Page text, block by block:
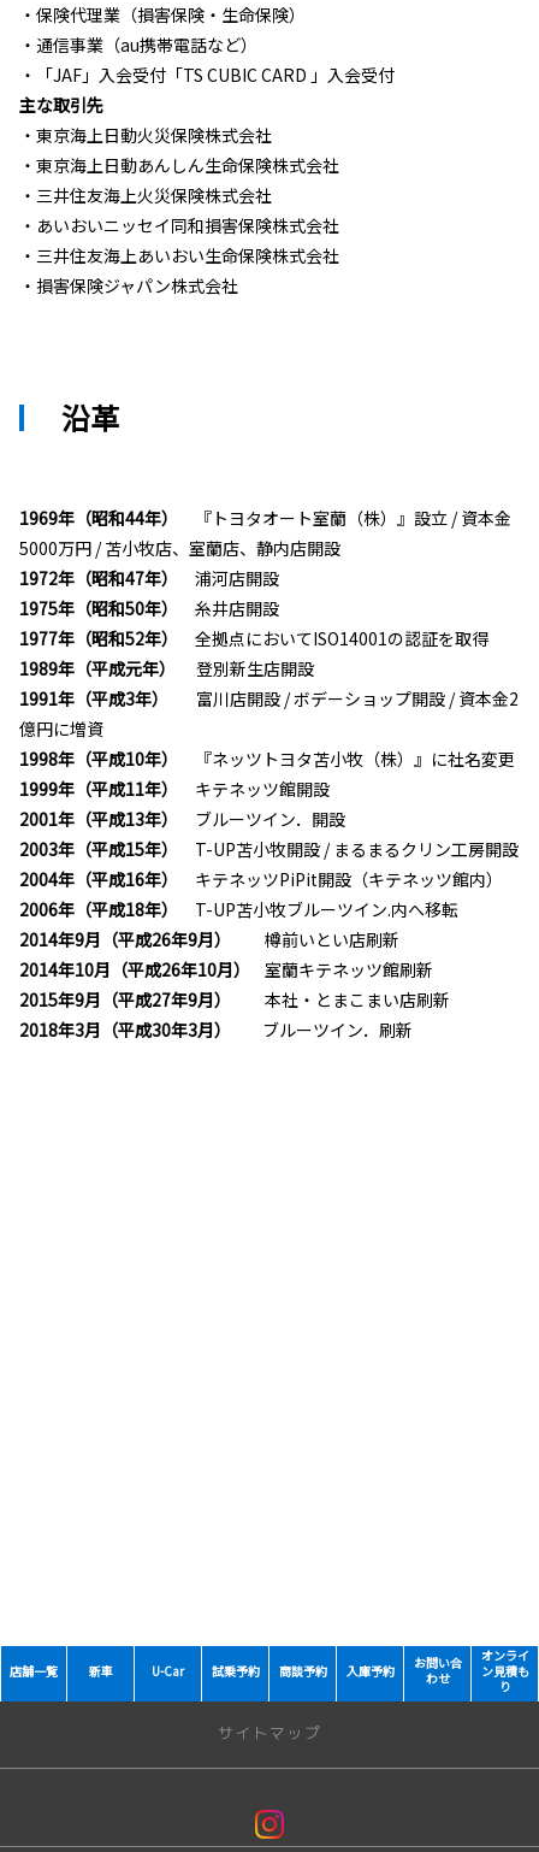
・保険代理業（損害保険・生命保険）
・通信事業（au携帯電話など）
・「JAF」入会受付「TS CUBIC CARD 」入会受付
主な取引先
・ 東京海上日動火災保険株式会社
・ 東京海上日動あんしん生命保険株式会社
・ 三井住友海上火災保険株式会社
・ あいおいニッセイ同和損害保険株式会社
・ 三井住友海上あいおい生命保険株式会社
・ 損害保険ジャパン株式会社
沿革
1969年（昭和44年）
『トヨタオート室蘭（株）』設立 / 資本金
5000万円 / 苫小牧店、室蘭店、静内店開設
1972年（昭和47年）
浦河店開設
1975年（昭和50年） 糸井店開設
1977年（昭和52年） 全拠点においてISO14001の認証を取得
1989年（平成元年） 登別新生店開設
1991年（平成3年） 富川店開設 / ボデーショップ開設 / 資本金2
億円に増資
1998年（平成10年）
『ネッツトヨタ苫小牧（株）』に社名変更
1999年（平成11年） キテネッツ館開設
2001年（平成13年） ブルーツイン．開設
2003年（平成15年） T-UP苫小牧開設 / まるまるクリン工房開設
2004年（平成16年） キテネッツPiPit開設（キテネッツ館内）
2006年（平成18年） T-UP苫小牧ブルーツイン.内へ移転
2014年9月（平成26年9月） 樽前いとい店刷新
2014年10月（平成26年10月） 室蘭キテネッツ館刷新
2015年9月（平成27年9月） 本社・とまこまい店刷新
2018年3月（平成30年3月）
ブルーツイン．刷新
店舗一覧 新車 U-Car 試乗予約 商談予約 入庫予約
お問い合
わせ
オンライ
ン見積も
り
サイトマップ